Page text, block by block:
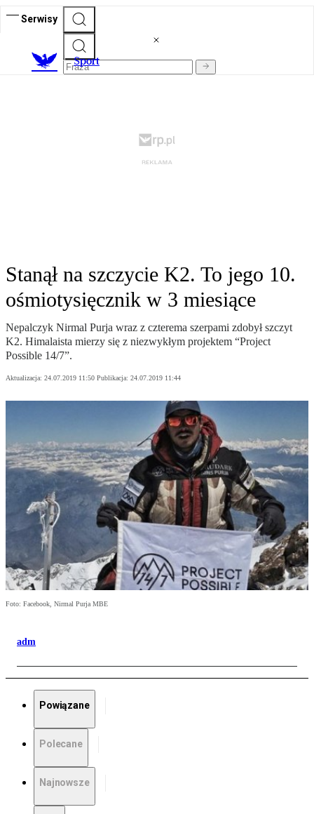
Serwisy
Sport
Stanął na szczycie K2. To jego 10.
ośmiotysięcznik w 3 miesiące
Nepalczyk Nirmal Purja wraz z czterema szerpami zdobył szczyt
K2. Himalaista mierzy się z niezwykłym projektem “Project
Possible 14/7”.
Aktualizacja: 24.07.2019 11:50 Publikacja: 24.07.2019 11:44
Foto: Facebook, Nirmal Purja MBE
adm
Powiązane
Polecane
Najnowsze